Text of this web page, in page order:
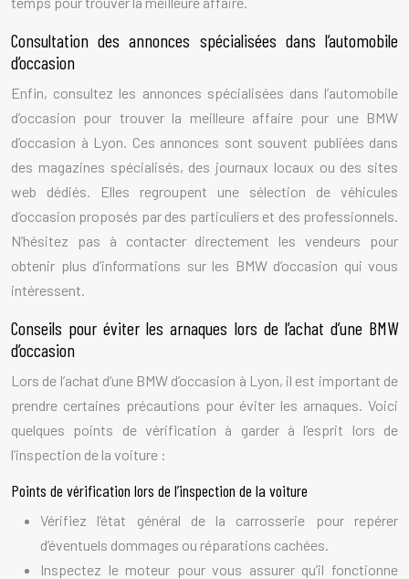
Consultation des annonces spécialisées dans l’automobile
d’occasion
Enfin, consultez les annonces spécialisées dans l’automobile
d’occasion pour trouver la meilleure affaire pour une BMW
d’occasion à Lyon. Ces annonces sont souvent publiées dans
des magazines spécialisés, des journaux locaux ou des sites
web dédiés. Elles regroupent une sélection de véhicules
d’occasion proposés par des particuliers et des professionnels.
N’hésitez pas à contacter directement les vendeurs pour
obtenir plus d’informations sur les BMW d’occasion qui vous
intéressent.
Conseils pour éviter les arnaques lors de l’achat d’une BMW
d’occasion
Lors de l’achat d’une BMW d’occasion à Lyon, il est important de
prendre certaines précautions pour éviter les arnaques. Voici
quelques points de vérification à garder à l’esprit lors de
l’inspection de la voiture :
Points de vérification lors de l’inspection de la voiture
Vérifiez l’état général de la carrosserie pour repérer
d’éventuels dommages ou réparations cachées.
Inspectez le moteur pour vous assurer qu’il fonctionne